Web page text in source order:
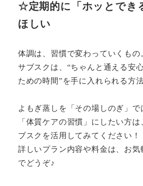
☆定期的に「ホッとでき
ほしい
体調は、習慣で変わっていくもの
サブスクは、“ちゃんと通える安
ための時間”を手に入れられる方法
よもぎ蒸しを「その場しのぎ」で
「体質ケアの習慣」にしたい方
ブスクを活用してみてください！
詳しいプラン内容や料金は、お気
でどうぞ♪